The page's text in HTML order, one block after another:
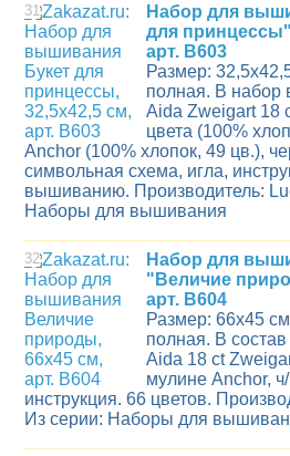
31
Набор для
для
арт. B603
Размер:
полная. В набор
Aida Zweigart 18
цвета (100%
Anchor (100% хлопок, 49 цв.),
символьная схема, игла,
вышиванию. Производитель:
Наборы для вышивания
32
Набор для
"Величие
арт. B604
Размер: 66х45
полная. В
Aida 18 ct
мулине Anchor,
инструкция. 66 цветов.
Из серии: Наборы для